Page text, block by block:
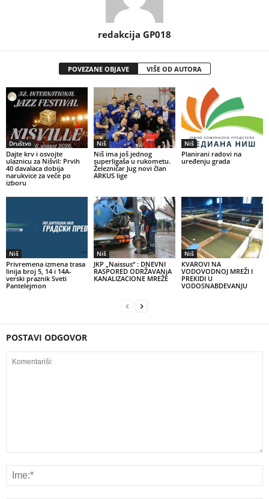
redakcija GP018
POVEZANE OBJAVE VIŠE OD AUTORA
Društvo
Dajte krv i osvojte
ulaznicu za Nišvil: Prvih
40 davalaca dobija
narukvice za veče po
izboru
Niš
Niš ima još jednog
superligaša u rukometu.
Železničar Jug novi član
ARKUS lige
Niš
Planirani radovi na
uređenju grada
Niš
Privremena izmena trasa
linija broj 5, 14 i 14A-
verski praznik Sveti
Pantelejmon
Niš
JKP „Naissus“ : DNEVNI
RASPORED ODRŽAVANjA
KANALIZACIONE MREŽE
Niš
КVAROVI NA
VODOVODNOJ MREŽI I
PREКIDI U
VODOSNABDEVANJU
POSTAVI ODGOVOR